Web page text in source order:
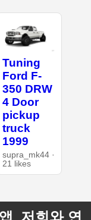
Tuning
Ford F-
350 DRW
4 Door
pickup
truck
1999
supra_mk44 ·
21 likes
저희와 연